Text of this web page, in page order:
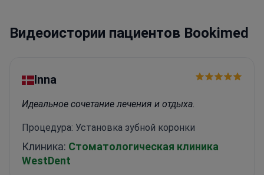
точности и долговечности стоматологических
Видеоистории пациентов Bookimed
Inna
Идеальное сочетание лечения и отдыха.
Процедура: Установка зубной коронки
Клиника: Стоматологическая клиника
WestDent